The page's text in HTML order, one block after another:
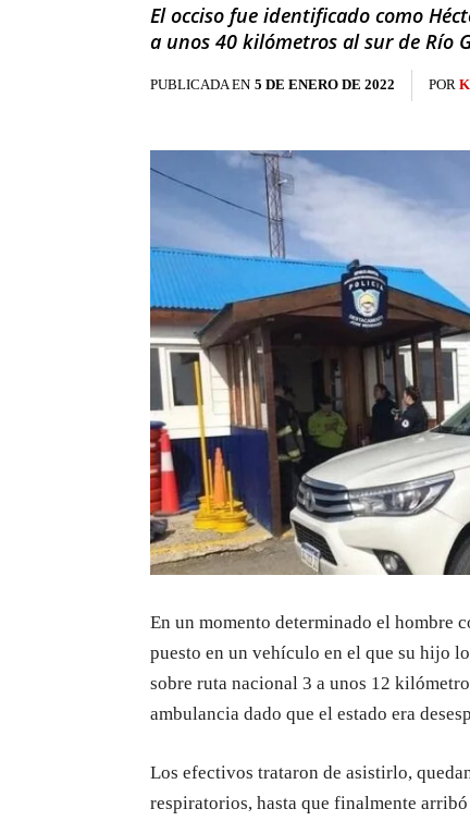
El occiso fue identificado como
a unos 40 kilómetros al sur de Río
PUBLICADA EN 5 DE ENERO DE 2022 POR
En un momento determinado el hombre
puesto en un vehículo en el que su hijo
sobre ruta nacional 3 a unos 12
ambulancia dado que el estado era
Los efectivos trataron de asistirlo,
respiratorios, hasta que finalmente